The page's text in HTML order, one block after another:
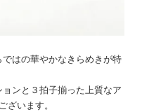
はの華やかなきらめきが特
ンと３拍子揃った上質なア
ざいます。